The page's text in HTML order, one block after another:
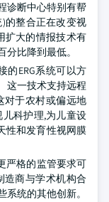
诊断中心特别有帮
)的整合正在改变视
扩大的情报技术有
比降到最低。
的ERG系统可以方
这一技术支持远程
对于农村或偏远地
科护理,为儿童设
性和发育性视网膜
严格的监管要求可
造商与学术机构合
统的其他创新。